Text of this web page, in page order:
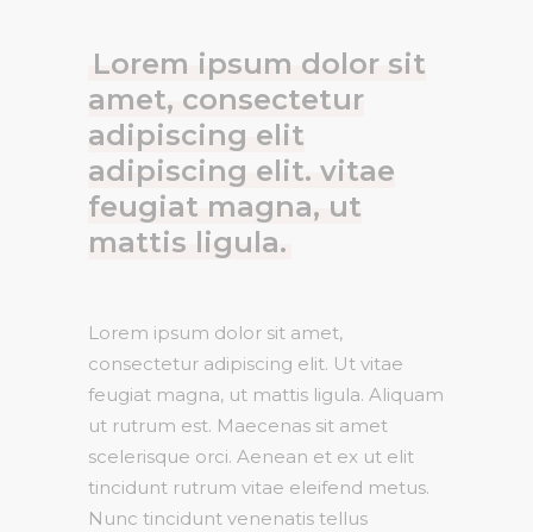
Lorem ipsum dolor sit
amet, consectetur
adipiscing elit
adipiscing elit. vitae
feugiat magna, ut
mattis ligula.
Lorem ipsum dolor sit amet,
consectetur adipiscing elit. Ut vitae
feugiat magna, ut mattis ligula. Aliquam
ut rutrum est. Maecenas sit amet
scelerisque orci. Aenean et ex ut elit
tincidunt rutrum vitae eleifend metus.
Nunc tincidunt venenatis tellus